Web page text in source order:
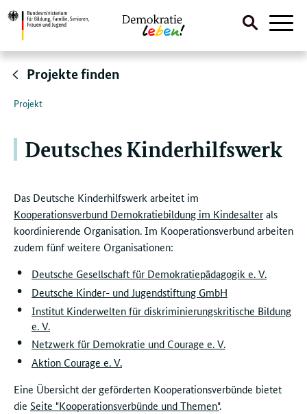
Direktlink:
Suche
Projekte finden
Projekt
Deutsches Kinderhilfswerk
Das Deutsche Kinderhilfswerk arbeitet im
Kooperationsverbund Demokratiebildung im Kindesalterals
koordinierende Organisation. Im Kooperationsverbund arbeiten
zudem fünf weitere Organisationen:
Deutsche Gesellschaft für Demokratiepädagogik e. V.
Deutsche Kinder- und Jugendstiftung GmbH
Institut Kinderwelten für diskriminierungskritische Bildung
e. V.
Netzwerk für Demokratie und Courage e. V.
Aktion Courage e. V.
Eine Übersicht der geförderten Kooperationsverbünde bietet
die Seite "Kooperationsverbünde und Themen".